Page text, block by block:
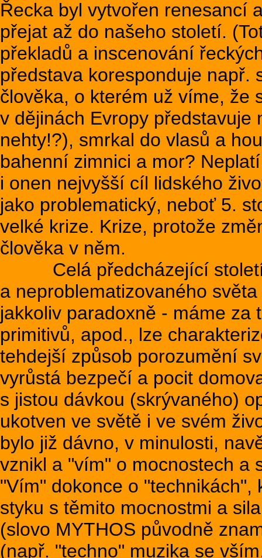
Řecka byl vytvořen renesancí
přejat až do našeho století.
překladů a inscenování
představa koresponduje např.
člověka, o kterém už víme, že
v dějinách Evropy představuje
nehty!?), smrkal do vlasů a
bahenní zimnici a mor?
i onen nejvyšší cíl lidského
jako problematický, neboť 5.
velké krize. Krize, protože
člověka v něm.
Celá předcházející století
a neproblematizovaného
jakkoliv paradoxně - máme
primitivů, apod., lze
tehdejší způsob porozumění
vyrůstá bezpečí a pocit
s jistou dávkou (skrývaného)
ukotven ve světě i ve svém
bylo již dávno, v minulosti,
vznikl a "vím" o mocnostech a
"Vím" dokonce o
styku s těmito mocnostmi a
(slovo MYTHOS původně
(např. "techno" muzika se